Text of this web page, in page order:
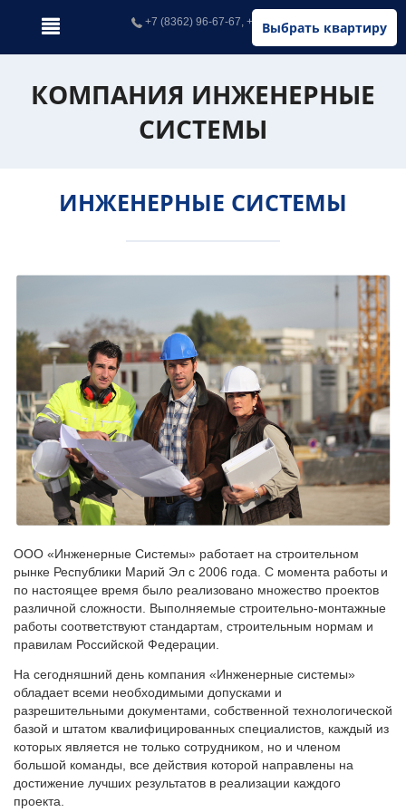
Выбрать квартиру
+7 (8362) 96-67-67, +7 (902) 326-67-67
КОМПАНИЯ ИНЖЕНЕРНЫЕ
СИСТЕМЫ
ИНЖЕНЕРНЫЕ СИСТЕМЫ
ООО «Инженерные Системы» работает на строительном
рынке Республики Марий Эл с 2006 года. С момента работы и
по настоящее время было реализовано множество проектов
различной сложности. Выполняемые строительно-монтажные
работы соответствуют стандартам, строительным нормам и
правилам Российской Федерации.
На сегодняшний день компания «Инженерные системы»
обладает всеми необходимыми допусками и
разрешительными документами, собственной технологической
базой и штатом квалифицированных специалистов, каждый из
которых является не только сотрудником, но и членом
большой команды, все действия которой направлены на
достижение лучших результатов в реализации каждого
проекта.